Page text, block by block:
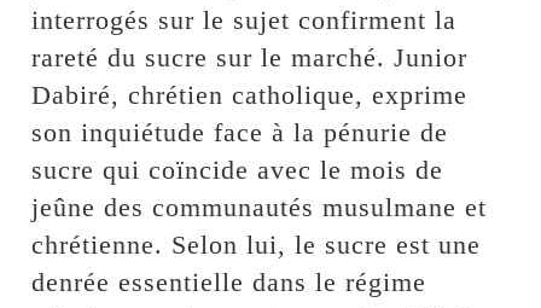
interrogés sur le sujet confirment la
rareté du sucre sur le marché. Junior
Dabiré, chrétien catholique, exprime
son inquiétude face à la pénurie de
sucre qui coïncide avec le mois de
jeûne des communautés musulmane et
chrétienne. Selon lui, le sucre est une
denrée essentielle dans le régime